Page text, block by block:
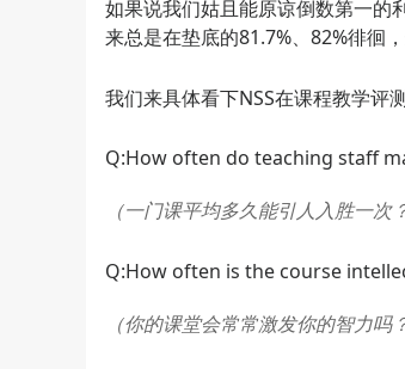
如果说我们姑且能原谅倒数第一的
来总是在垫底的81.7%、82%徘徊
我们来具体看下NSS在课程教学评
Q:How often do teaching staff
（一门课平均多久能引人入胜一次
Q:How often is the course
（你的课堂会常常激发你的智力吗